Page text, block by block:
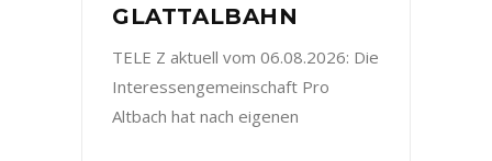
GLATTALBAHN
TELE Z aktuell vom 06.08.2026: Die
Interessengemeinschaft Pro
Altbach hat nach eigenen